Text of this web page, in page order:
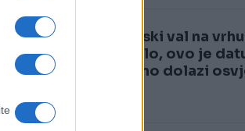
2
Toplinski val na
još malo, ovo je
konačno dolazi